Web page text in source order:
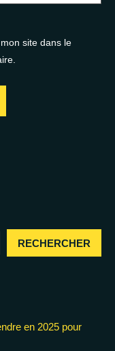
site dans le
RECHERCHER
en 2025 pour